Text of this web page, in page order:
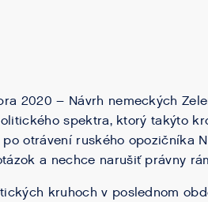
2020 – Návrh nemeckých
spektra, ktorý takýto
otrávení ruského opozičníka
a nechce narušiť právny
kruhoch v poslednom